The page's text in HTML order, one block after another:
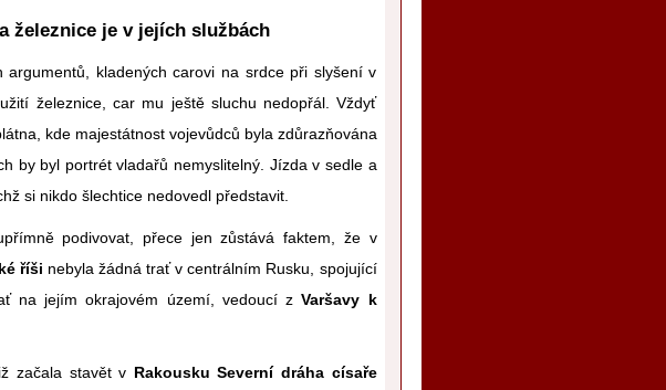
železnice je v jejích službách
kladených carovi na srdce při slyšení v
železnice, car mu ještě sluchu nedopřál. Vždyť
kde majestátnost vojevůdců byla zdůrazňována
by byl portrét vladařů nemyslitelný. Jízda v sedle a
si nikdo šlechtice nedovedl představit.
podivovat, přece jen zůstává faktem, že v
říši nebyla žádná trať v centrálním Rusku, spojující
na jejím okrajovém území, vedoucí zVaršavy k
začala stavět v Rakousku Severní dráha císaře